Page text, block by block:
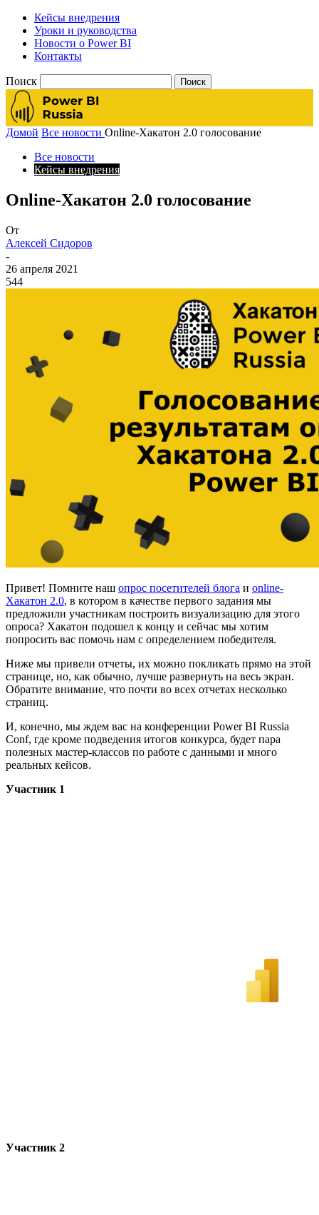
Кейсы внедрения
Уроки и руководства
Новости о Power BI
Контакты
Поиск
Домой Все новости Online-Хакатон 2.0 голосование
Все новости
Кейсы внедрения
Online-Хакатон 2.0 голосование
От
Алексей Сидоров
-
26 апреля 2021
544
Привет! Помните наш опрос посетителей блога и online-
Хакатон 2.0, в котором в качестве первого задания мы
предложили участникам построить визуализацию для этого
опроса? Хакатон подошел к концу и сейчас мы хотим
попросить вас помочь нам с определением победителя.
Ниже мы привели отчеты, их можно покликать прямо на этой
странице, но, как обычно, лучше развернуть на весь экран.
Обратите внимание, что почти во всех отчетах несколько
страниц.
И, конечно, мы ждем вас на конференции Power BI Russia
Conf, где кроме подведения итогов конкурса, будет пара
полезных мастер-классов по работе с данными и много
реальных кейсов.
Участник 1
Участник 2